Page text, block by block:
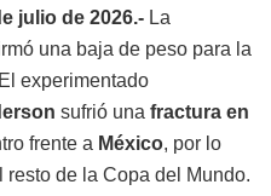
julio de 2026.- La
una baja de peso para la
experimentado
sufrió una fractura en
frente a México, por lo
de la Copa del Mundo.